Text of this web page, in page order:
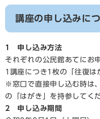
講座の申し込みに
1 申し込み方法
それぞれの公民館あてにお
1講座につき1枚の「往復は
※窓口で直接申し込む時は
の「はがき」を持参してく
2 申し込み期間